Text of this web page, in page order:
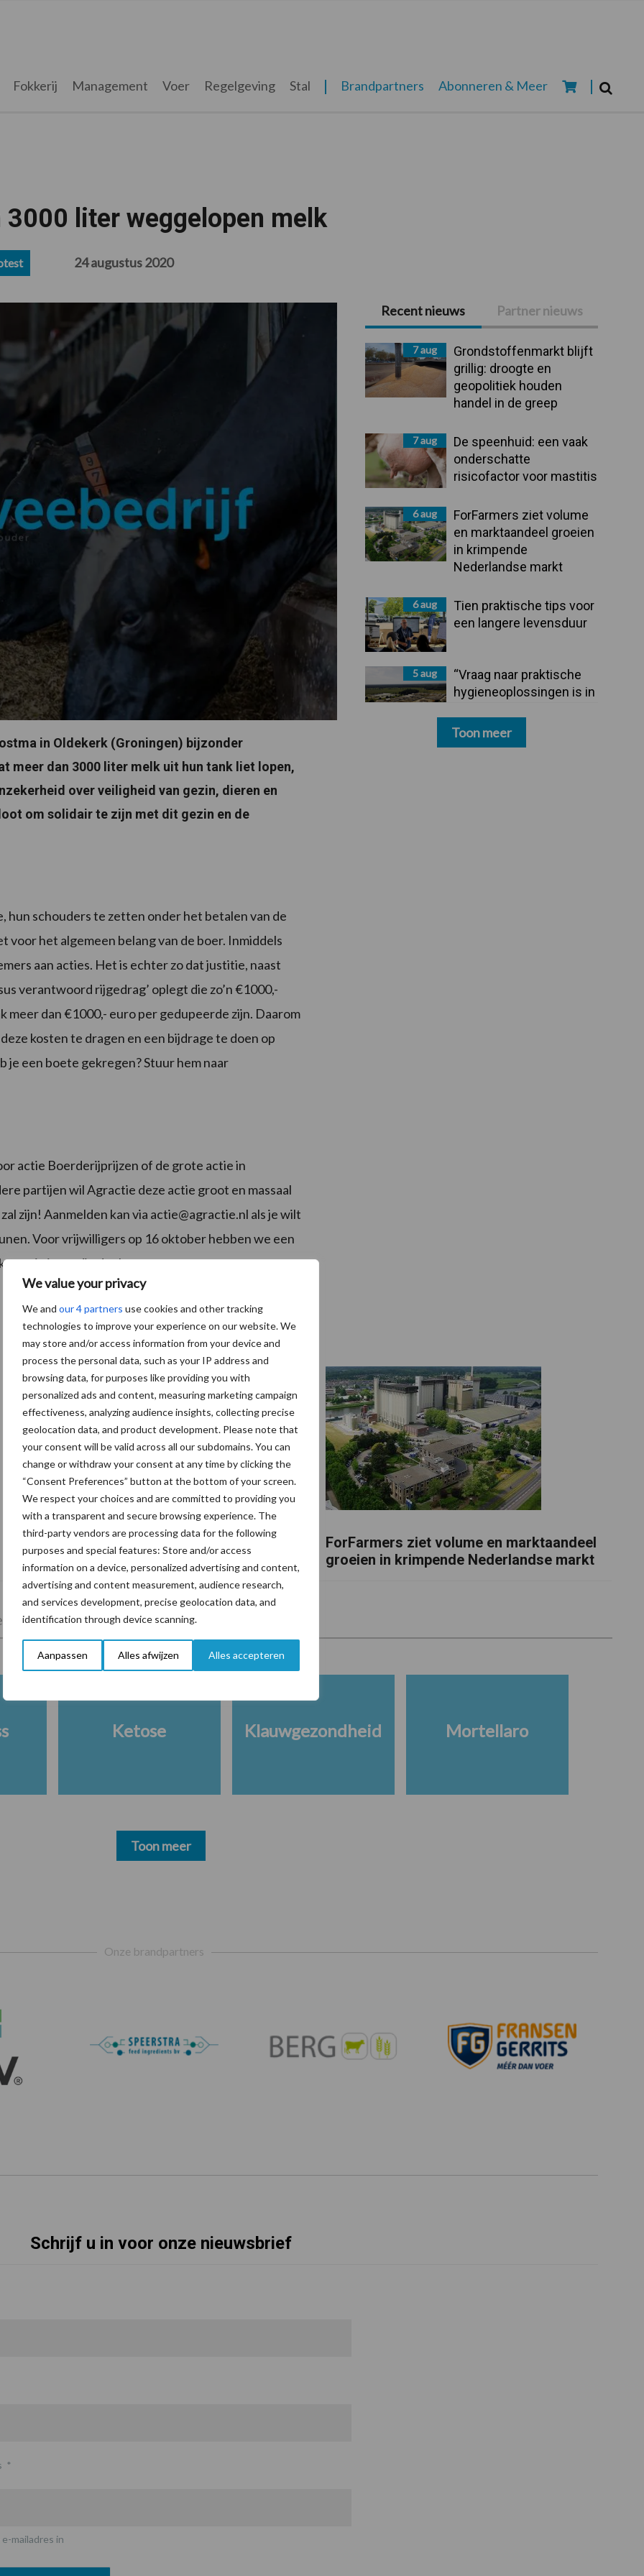
We value your privacy
We and our 4 partners use cookies and other tracking
technologies to improve your experience on our website. We
may store and/or access information from your device and
process the personal data, such as your IP address and
browsing data, for purposes like providing you with
personalized ads and content, measuring marketing campaign
effectiveness, analyzing audience insights, collecting precise
geolocation data, and product development. Please note that
your consent will be valid across all our subdomains. You can
change or withdraw your consent at any time by clicking the
“Consent Preferences” button at the bottom of your screen.
We respect your choices and are committed to providing you
with a transparent and secure browsing experience. The
third-party vendors are processing data for the following
purposes and special features: Store and/or access
information on a device, personalized advertising and content,
advertising and content measurement, audience research,
and services development, precise geolocation data, and
identification through device scanning.
Aanpassen Alles afwijzen Alles accepteren
Fokkerij Management Voer Regelgeving Stal Brandpartners Abonneren & Meer
liter weggelopen melk
24 augustus 2020
in Oldekerk (Groningen) bijzonder
meer dan 3000 liter melk uit hun tank liet lopen,
over veiligheid van gezin, dieren en
om solidair te zijn met dit gezin en de
hun schouders te zetten onder het betalen van de
het algemeen belang van de boer. Inmiddels
aan acties. Het is echter zo dat justitie, naast
verantwoord rijgedrag’ oplegt die zo’n €1000,-
meer dan €1000,- euro per gedupeerde zijn. Daarom
kosten te dragen en een bijdrage te doen op
je een boete gekregen? Stuur hem naar
actie Boerderijprijzen of de grote actie in
partijen wil Agractie deze actie groot en massaal
zijn! Aanmelden kan via actie@agractie.nl als je wilt
Voor vrijwilligers op 16 oktober hebben we een
voor je inzet die dag!
Primaire
Sidebar
Recent nieuws Partner nieuws
7 aug
Grondstoffenmarkt blijft
grillig: droogte en
geopolitiek houden
handel in de greep
7 aug
De speenhuid: een vaak
onderschatte
risicofactor voor mastitis
6 aug
ForFarmers ziet volume
en marktaandeel groeien
in krimpende
Nederlandse markt
6 aug
Tien praktische tips voor
een langere levensduur
5 aug
“Vraag naar praktische
hygieneoplossingen is in
Toon meer
De speenhuid: een vaak onderschatte
risicofactor voor mastitis
ForFarmers ziet volume en marktaandeel
groeien in krimpende Nederlandse markt
Veevoer Wet en regelgeving
Ketose Klauwgezondheid Mortellaro
Toon meer
Onze brandpartners
Schrijf u in voor onze nieuwsbrief
*
mailadres in